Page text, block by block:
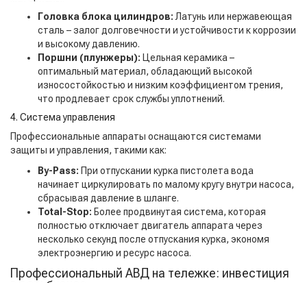
Головка блока цилиндров:Латунь или нержавеющая
сталь – залог долговечности и устойчивости к коррозии
и высокому давлению.
Поршни (плунжеры): Цельная керамика –
оптимальный материал, обладающий высокой
износостойкостью и низким коэффициентом трения,
что продлевает срок службы уплотнений.
4. Система управления
Профессиональные аппараты оснащаются системами
защиты и управления, такими как:
By-Pass: При отпускании курка пистолета вода
начинает циркулировать по малому кругу внутри насоса,
сбрасывая давление в шланге.
Total-Stop: Более продвинутая система, которая
полностью отключает двигатель аппарата через
несколько секунд после отпускания курка, экономя
электроэнергию и ресурс насоса.
Профессиональный АВД на тележке: инвестиция